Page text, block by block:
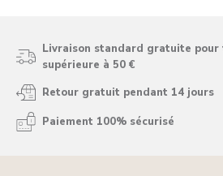
Livraison standard gratuite pour
supérieure à 50 €
Retour gratuit pendant 14 jours
Paiement 100% sécurisé